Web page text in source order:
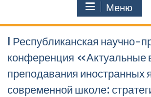
Меню
I Республиканская научно-
конференция «Актуальные
преподавания иностранных
современной школе: